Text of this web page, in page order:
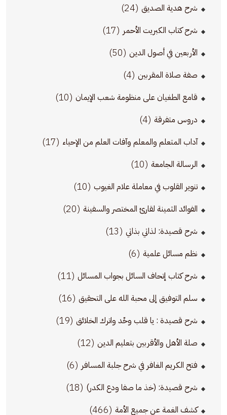
شرح هدية الصديق (24)
شرح كتاب الكبريت الأحمر (17)
الأربعين في أصول الدين (50)
صفة صلاة المقربين (4)
قامع الطغيان على منظومة شعب الإيمان (10)
دروس متفرقة (4)
آداب المتعلم والمعلم وآفات العلم من الإحياء (17)
الرسالة الجامعة (10)
تنوير القلوب في معاملة علام الغيوب (10)
الفوائد الثمينة لقارئ المختصر والسفينة (20)
شرح قصيدة: لذاتي بذاتي (13)
نظم مسائل علمية (6)
شرح كتاب إتحاف السائل بجواب المسائل (11)
سلم التوفيق إلى محبة الله على التحقيق (16)
شرح قصيدة : يا قلب وحِّد واترك الخلائق (19)
صلة الأهل والأقربين بتعليم الدين (12)
فتح الكريم الغافر في شرح جلبة المسافر (6)
شرح قصيدة: (خذ ما صفا ودع الكدر) (18)
كشف الغمة عن جميع الأمة (466)